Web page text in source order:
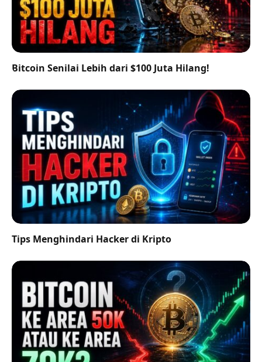
Bitcoin Senilai Lebih dari $100 Juta Hilang!
Tips Menghindari Hacker di Kripto